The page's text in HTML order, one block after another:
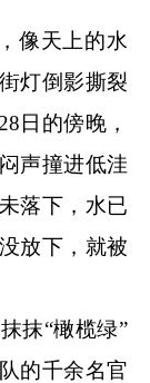
像天上的水
灯倒影撕裂
日的傍晚，
声撞进低洼
落下，水已
放下，就被
抹“橄榄绿”
的千余名官